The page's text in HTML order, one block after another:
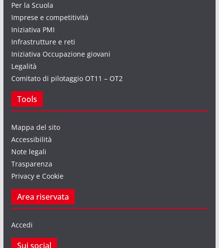
Per la Scuola
Imprese e competitività
Iniziativa PMI
Infrastrutture e reti
Iniziativa Occupazione giovani
Legalità
Comitato di pilotaggio OT11 – OT2
Tools
Mappa del sito
Accessibilità
Note legali
Trasparenza
Privacy e Cookie
Area riservata
Accedi
Sui social